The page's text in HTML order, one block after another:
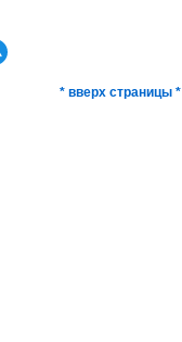
* вверх страницы *